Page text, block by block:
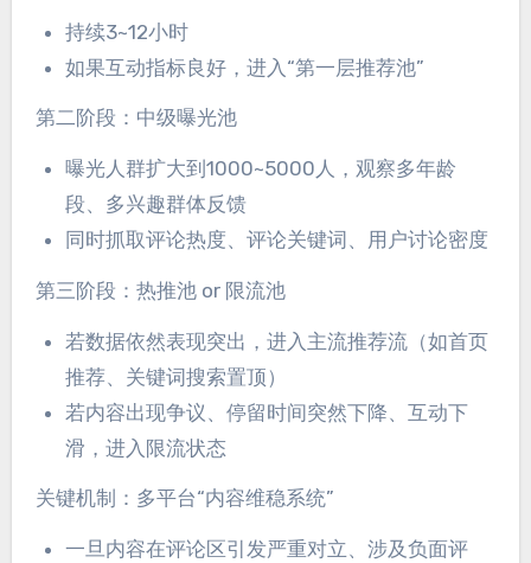
持续3~12小时
如果互动指标良好，进入“第一层推荐池”
第二阶段：中级曝光池
曝光人群扩大到1000~5000人，观察多年龄
段、多兴趣群体反馈
同时抓取评论热度、评论关键词、用户讨论密度
第三阶段：热推池 or 限流池
若数据依然表现突出，进入主流推荐流（如首页
推荐、关键词搜索置顶）
若内容出现争议、停留时间突然下降、互动下
滑，进入限流状态
关键机制：多平台“内容维稳系统”
一旦内容在评论区引发严重对立、涉及负面评